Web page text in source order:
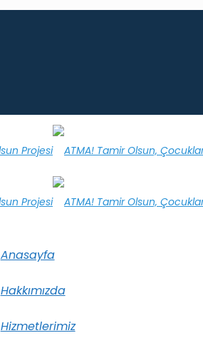
Anasayfa
Hakkımızda
Hizmetlerimiz